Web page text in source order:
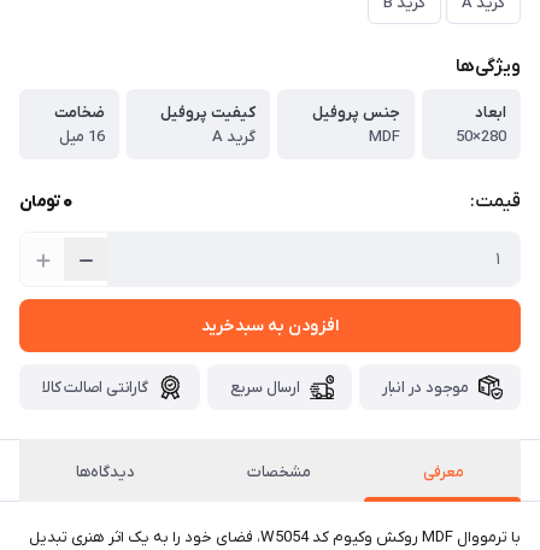
ویژگی‌ها
ابعاد
280×50
جنس پروفیل
MDF
کیفیت پروفیل
گرید A
ضخامت
16 میل
قیمت: 0تومان
افزودن به سبدخرید
موجود در انبار ارسال سریع گارانتی اصالت کالا
معرفی مشخصات دیدگاه‌ها
با ترمووال MDF روکش وکیوم کد W5054، فضای خود را به یک اثر هنری تبدیل